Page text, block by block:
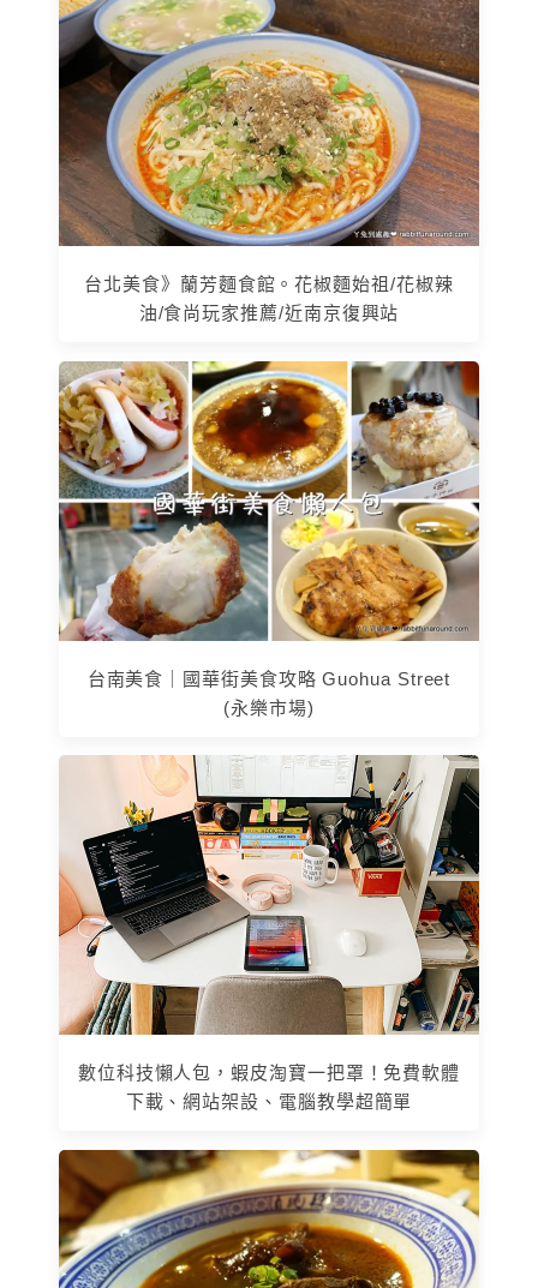
台北美食》蘭芳麵食館。花椒麵始祖/花椒辣
油/食尚玩家推薦/近南京復興站
台南美食｜國華街美食攻略 Guohua Street
(永樂市場)
數位科技懶人包，蝦皮淘寶一把罩！免費軟體
下載、網站架設、電腦教學超簡單